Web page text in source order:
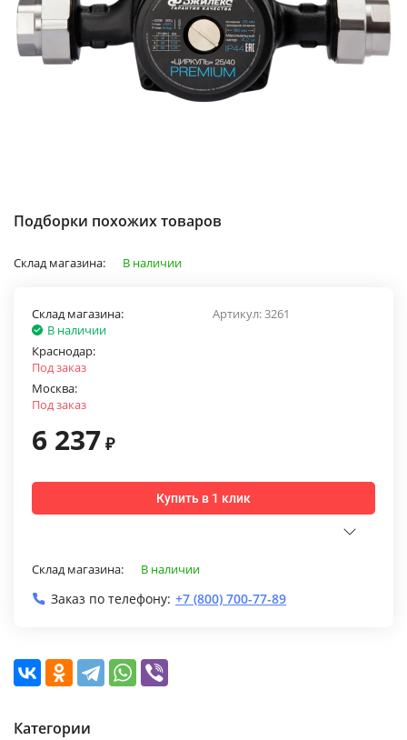
Подборки похожих товаров
Склад магазина: В наличии
Артикул:3261
Склад магазина:
В наличии
Краснодар:
Под заказ
Москва:
Под заказ
6 237 ₽
Купить в 1 клик
Склад магазина: В наличии
Заказ по телефону: +7 (800) 700-77-89
Категории